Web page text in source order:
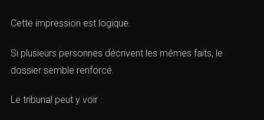
A. Une force apparente
Plusieurs témoignages concordants peuvent donner une
impression de solidité.